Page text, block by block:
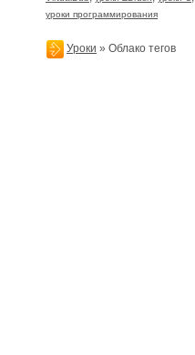
уроки программирования
Уроки » Облако тегов